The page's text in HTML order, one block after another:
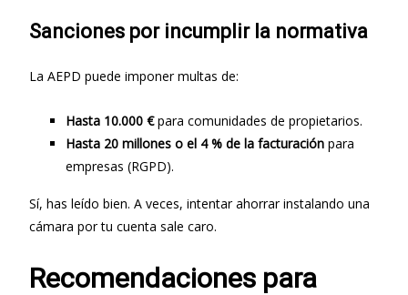
Sanciones por incumplir la normativa
La AEPD puede imponer multas de:
Hasta 10.000 €para comunidades de propietarios.
Hasta 20 millones o el 4 % de la facturación para
empresas (RGPD).
Sí, has leído bien. A veces, intentar ahorrar instalando una
cámara por tu cuenta sale caro.
Recomendaciones para